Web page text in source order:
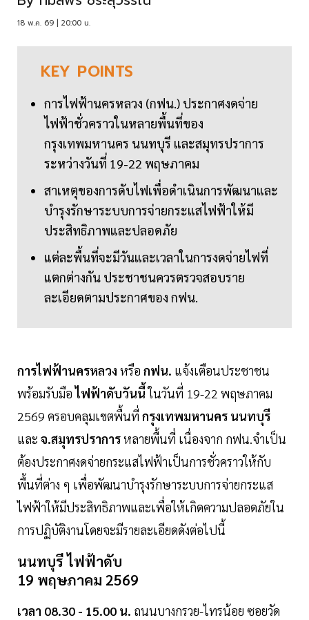
18 พ.ค. 69 | 20:00 น.
KEY POINTS
การไฟฟ้านครหลวง (กฟน.) ประกาศงดจ่าย
ไฟฟ้าชั่วคราวในหลายพื้นที่ของ
กรุงเทพมหานคร นนทบุรี และสมุทรปราการ
ระหว่างวันที่ 19-22 พฤษภาคม
สาเหตุของการดับไฟเพื่อดำเนินการพัฒนาและ
บำรุงรักษาระบบการจ่ายกระแสไฟฟ้าให้มี
ประสิทธิภาพและปลอดภัย
แต่ละพื้นที่จะมีวันและเวลาในการงดจ่ายไฟที่
แตกต่างกัน ประชาชนควรตรวจสอบราย
ละเอียดตามประกาศของ กฟน.
การไฟฟ้านครหลวง หรือ กฟน. แจ้งเตือนประชาชน
พร้อมรับมือไฟฟ้าดับวันนี้ในวันที่ 19-22 พฤษภาคม
2569 ครอบคลุมเขตพื้นที่ กรุงเทพมหานคร นนทบุรี
และ จ.สมุทรปราการหลายพื้นที่ เนื่องจาก กฟน.จำเป็น
ต้องประกาศงดจ่ายกระแสไฟฟ้าเป็นการชั่วคราวให้กับ
พื้นที่ต่าง ๆ เพื่อพัฒนาบำรุงรักษาระบบการจ่ายกระแส
ไฟฟ้าให้มีประสิทธิภาพและเพื่อให้เกิดความปลอดภัยใน
การปฏิบัติงานโดยจะมีรายละเอียดดังต่อไปนี้
นนทบุรี ไฟฟ้าดับ
19 พฤษภาคม 2569
เวลา 08.30 - 15.00 น. ถนนบางกรวย-ไทรน้อย ซอยวัด